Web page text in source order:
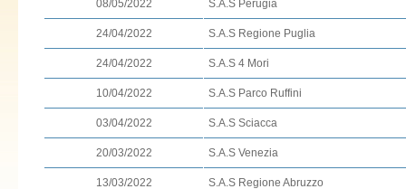
08/05/2022 S.A.S Perugia
24/04/2022 S.A.S Regione Puglia
24/04/2022 S.A.S 4 Mori
10/04/2022 S.A.S Parco Ruffini
03/04/2022 S.A.S Sciacca
20/03/2022 S.A.S Venezia
13/03/2022 S.A.S Regione Abruzzo